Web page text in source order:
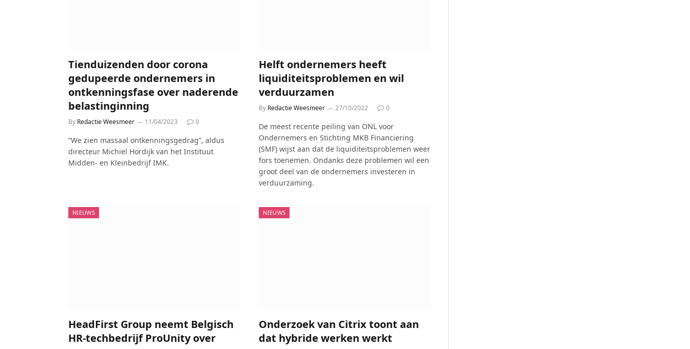
Tienduizenden door corona
gedupeerde ondernemers in
ontkenningsfase over naderende
belastinginning
By Redactie Weesmeer 11/04/2023 0
“We zien massaal ontkenningsgedrag”, aldus
directeur Michiel Hordijk van het Instituut
Midden- en Kleinbedrijf IMK.
Helft ondernemers heeft
liquiditeitsproblemen en wil
verduurzamen
By Redactie Weesmeer 27/10/2022 0
De meest recente peiling van ONL voor
Ondernemers en Stichting MKB Financiering
(SMF) wijst aan dat de liquiditeitsproblemen weer
fors toenemen. Ondanks deze problemen wil een
groot deel van de ondernemers investeren in
verduurzaming.
NIEUWS
HeadFirst Group neemt Belgisch
HR-techbedrijf ProUnity over
NIEUWS
Onderzoek van Citrix toont aan
dat hybride werken werkt